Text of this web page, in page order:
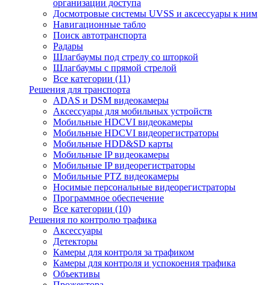
организации доступа
Досмотровые системы UVSS и аксессуары к ним
Навигационные табло
Поиск автотранспорта
Радары
Шлагбаумы под стрелу со шторкой
Шлагбаумы с прямой стрелой
Все категории (11)
Решения для транспорта
ADAS и DSM видеокамеры
Аксессуары для мобильных устройств
Мобильные HDCVI видеокамеры
Мобильные HDCVI видеорегистраторы
Мобильные HDD&SD карты
Мобильные IP видеокамеры
Мобильные IP видеорегистраторы
Мобильные PTZ видеокамеры
Носимые персональные видеорегистраторы
Программное обеспечение
Все категории (10)
Решения по контролю трафика
Аксессуары
Детекторы
Камеры для контроля за трафиком
Камеры для контроля и успокоения трафика
Объективы